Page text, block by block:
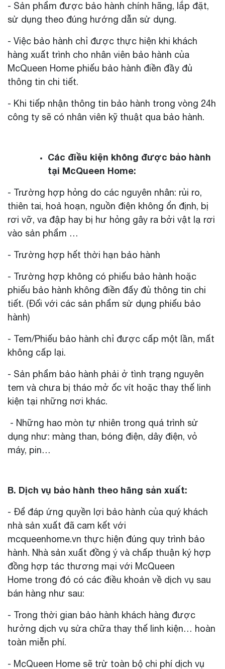
- Sản phẩm được bảo hành chính hãng, lắp đặt,
sử dụng theo đúng hướng dẫn sử dụng.
- Việc bảo hành chỉ được thực hiện khi khách
hàng xuất trình cho nhân viên bảo hành của
McQueen Home phiếu bảo hành điền đầy đủ
thông tin chi tiết.
- Khi tiếp nhận thông tin bảo hành trong vòng 24h
công ty sẽ có nhân viên kỹ thuật qua bảo hành.
Các điều kiện không được bảo hành
tại McQueen Home:
- Trường hợp hỏng do các nguyên nhân: rủi ro,
thiên tai, hoả hoạn, nguồn điện không ổn định, bị
rơi vỡ, va đập hay bị hư hỏng gây ra bởi vật lạ rơi
vào sản phẩm …
- Trường hợp hết thời hạn bảo hành
- Trường hợp không có phiếu bảo hành hoặc
phiếu bảo hành không điền đấy đủ thông tin chi
tiết. (Đối với các sản phẩm sử dụng phiếu bảo
hành)
- Tem/Phiếu bảo hành chỉ được cấp một lần, mất
không cấp lại.
- Sản phẩm bảo hành phải ở tình trạng nguyên
tem và chưa bị tháo mở ốc vít hoặc thay thế linh
kiện tại những nơi khác.
- Những hao mòn tự nhiên trong quá trình sử
dụng như: màng than, bóng điện, dây điện, vỏ
máy, pin…
B. Dịch vụ bảo hành theo hãng sản xuất:
- Để đáp ứng quyền lợi bảo hành của quý khách
nhà sản xuất đã cam kết với
mcqueenhome.vn thực hiện đúng quy trình bảo
hành. Nhà sản xuất đồng ý và chấp thuận ký hợp
đồng hợp tác thương mại với McQueen
Home trong đó có các điều khoản về dịch vụ sau
bán hàng như sau:
- Trong thời gian bảo hành khách hàng được
hưởng dịch vụ sửa chữa thay thế linh kiện… hoàn
toàn miễn phí.
- McQueen Home sẽ trừ toàn bộ chi phí dịch vụ